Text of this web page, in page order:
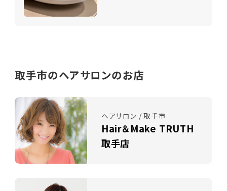
取手市のヘアサロンのお店
ヘアサロン / 取手市
Hair＆Make TRUTH
取手店